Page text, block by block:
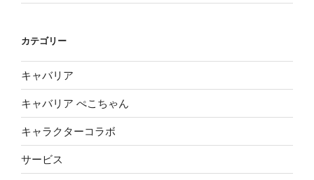
カテゴリー
キャバリア
キャバリア ぺこちゃん
キャラクターコラボ
サービス